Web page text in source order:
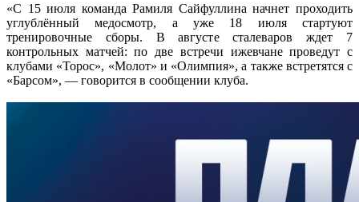
«С 15 июля команда Рамиля Сайфуллина начнет проходить
углублённый медосмотр, а уже 18 июля стартуют
тренировочные сборы. В августе сталеваров ждет 7
контрольных матчей: по две встречи ижевчане проведут с
клубами «Торос», «Молот» и «Олимпия», а также встретятся с
«Барсом», — говорится в сообщении клуба.